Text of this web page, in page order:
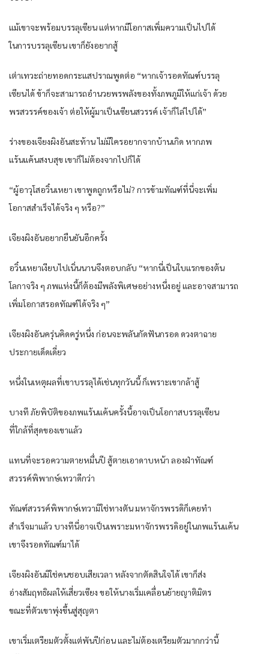
แม้เขาจะพร้อมบรรลุเซียน แต่หากมีโอกาสเพิ่มความเป็นไปได้
ในการบรรลุเซียน เขาก็ยังอยากสู้
เต่าเทวะถ่ายทอดกระแสปราณพูดต่อ “หากเจ้ารอดทัณฑ์บรรลุ
เซียนได้ ข้าก็จะสามารถอำนวยพรพลังของทั้งภพภูมิให้แก่เจ้า ด้วย
พรสวรรค์ของเจ้า ต่อให้ผู้มาเป็นเซียนสวรรค์ เจ้าก็ไล่ไปได้”
ร่างของเจียงผิงอันสะท้าน ไม่มีใครอยากจากบ้านเกิด หากภพ
แร้นแค้นสงบสุข เขาก็ไม่ต้องจากไปก็ได้
“ผู้อาวุโสอวิ๋นเหยา เขาพูดถูกหรือไม่? การข้ามทัณฑ์ที่นี่จะเพิ่ม
โอกาสสำเร็จได้จริง ๆ หรือ?”
เจียงผิงอันอยากยืนยันอีกครั้ง
อวิ๋นเหยาเงียบไปเนิ่นนานจึงตอบกลับ “หากนี่เป็นใบแรกของต้น
โลกาจริง ๆ ภพแห่งนี้ก็ต้องมีพลังพิเศษอย่างหนึ่งอยู่ และอาจสามารถ
เพิ่มโอกาสรอดทัณฑ์ได้จริง ๆ”
เจียงผิงอันครุ่นคิดครู่หนึ่ง ก่อนจะพลันกัดฟันกรอด ดวงตาฉาย
ประกายเด็ดเดี่ยว
หนึ่งในเหตุผลที่เขาบรรลุได้เช่นทุกวันนี้ ก็เพราะเขากล้าสู้
บางที ภัยพิบัติของภพแร้นแค้นครั้งนี้อาจเป็นโอกาสบรรลุเซียน
ที่ใกล้ที่สุดของเขาแล้ว
แทนที่จะรอความตายหมื่นปี สู้ตายเอาดาบหน้า ลองฝ่าทัณฑ์
สวรรค์พิพากษ์เทวาดีกว่า
ทัณฑ์สวรรค์พิพากษ์เทวามิใช่ทางตัน มหาจักรพรรดิก็เคยทำ
สำเร็จมาแล้ว บางทีนี่อาจเป็นเพราะมหาจักรพรรดิอยู่ในภพแร้นแค้น
เขาจึงรอดทัณฑ์มาได้
เจียงผิงอันมิใช่คนชอบเสียเวลา หลังจากตัดสินใจได้ เขาก็ส่ง
อ่างสัมฤทธิผลให้เสี่ยวเซียง ขอให้นางเริ่มเคลื่อนย้ายญาติมิตร
ขณะที่ตัวเขาพุ่งขึ้นสู่สุญตา
เขาเริ่มเตรียมตัวตั้งแต่พันปีก่อน และไม่ต้องเตรียมตัวมากกว่านี้